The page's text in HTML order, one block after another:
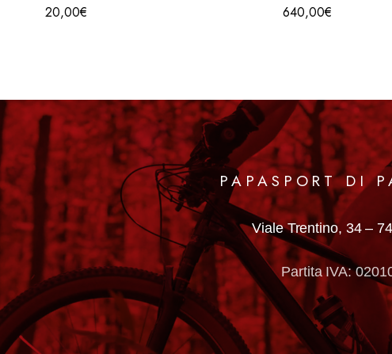
to ensure a comfortable and pleasant workout. Toorx gloves have
20,00€
640,00€
PAPASPORT DI
Viale Trentino, 34 –
Partita IVA: